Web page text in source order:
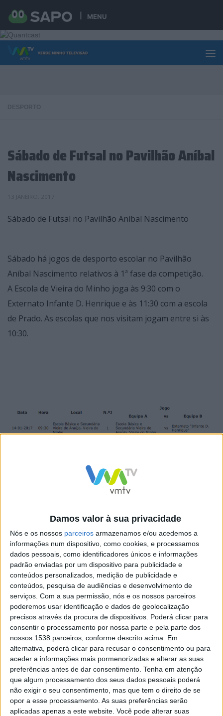
MENU
Damos valor à sua privacidade
Nós e os nossos parceiros armazenamos e/ou acedemos a
informações num dispositivo, como cookies, e processamos
dados pessoais, como identificadores únicos e informações
padrão enviadas por um dispositivo para publicidade e
conteúdos personalizados, medição de publicidade e
conteúdos, pesquisa de audiências e desenvolvimento de
serviços. Com a sua permissão, nós e os nossos parceiros
poderemos usar identificação e dados de geolocalização
precisos através da procura de dispositivos. Poderá clicar para
consentir o processamento por nossa parte e pela parte dos
nossos 1538 parceiros, conforme descrito acima. Em
alternativa, poderá clicar para recusar o consentimento ou para
aceder a informações mais pormenorizadas e alterar as suas
preferências antes de dar consentimento. Tenha em atenção
que algum processamento dos seus dados pessoais poderá
não exigir o seu consentimento, mas que tem o direito de se
opor a esse processamento. As suas preferências serão
aplicadas apenas a este website. Você pode alterar suas
Skip to content
Sábado de Futsal no Pavilhão Aníbal
Nascimento
Sábado de Futsal no Pavilhão Aníbal Nascimento
Sábado há jogos de desporto escolar no Pavilhão
Aníbal Nascimento relativos à 1ª fase da competição.
A Escola de Vieira do Minho joga às 9:30 com o
Externato Infante D. Henrique e às 11:30 com a escola
de Prado. As escolas que nos visitam jogam entre si às
10:30.
Apresentação do Vieira
Futsal
Pavilhão Aníbal Nascimento
vai acolher Sarau de
Ginástica
Vieira do Minho recebe duas
grandes finais de futsal este
sábado